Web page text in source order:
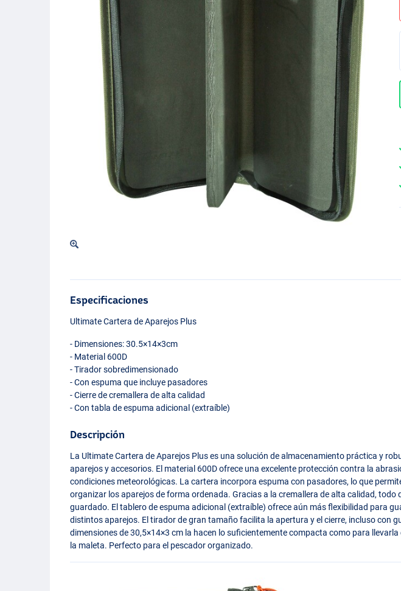
Especificaciones
Ultimate Cartera de Aparejos Plus
- Dimensiones: 30.5×14×3cm
- Material 600D
- Tirador sobredimensionado
- Con espuma que incluye pasadores
- Cierre de cremallera de alta calidad
- Con tabla de espuma adicional (extraíble)
Descripción
La Ultimate Cartera de Aparejos Plus es una solución de almacenamiento práctica y
aparejos y accesorios. El material 600D ofrece una excelente protección contra la
condiciones meteorológicas. La cartera incorpora espuma con pasadores, lo que
organizar los aparejos de forma ordenada. Gracias a la cremallera de alta calidad, todo
guardado. El tablero de espuma adicional (extraíble) ofrece aún más flexibilidad para
distintos aparejos. El tirador de gran tamaño facilita la apertura y el cierre, incluso con
dimensiones de 30,5×14×3 cm la hacen lo suficientemente compacta como para llevarla
la maleta. Perfecto para el pescador organizado.